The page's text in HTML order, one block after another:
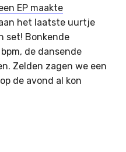
EP maakte
het laatste uurtje
set! Bonkende
de dansende
Zelden zagen we een
de avond al kon